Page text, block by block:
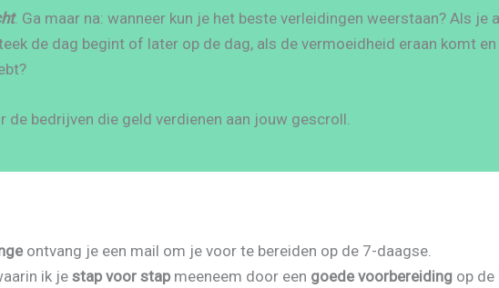
. Ga maar na: wanneer kun je het beste verleidingen weerstaan? Als je
de dag begint of later op de dag, als de vermoeidheid eraan komt
bedrijven die geld verdienen aan jouw gescroll.
ontvang je een mail om je voor te bereiden op de 7-daagse.
ik jestap voor stap meeneem door een goede voorbereiding op